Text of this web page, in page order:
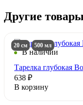
Другие
20 см 500 мл
В наличии
Тарелка глубокая
638 ₽
В корзину